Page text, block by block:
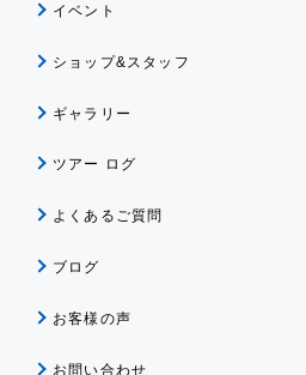
イベント
ショップ&スタッフ
ギャラリー
ツアー ログ
よくあるご質問
ブログ
お客様の声
お問い合わせ